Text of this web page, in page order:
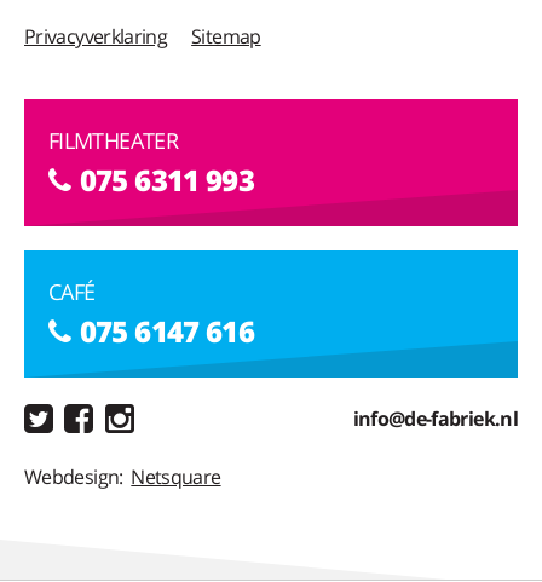
Privacyverklaring Sitemap
FILMTHEATER
075 6311 993
CAFÉ
075 6147 616
info@de-fabriek.nl
Webdesign: Netsquare